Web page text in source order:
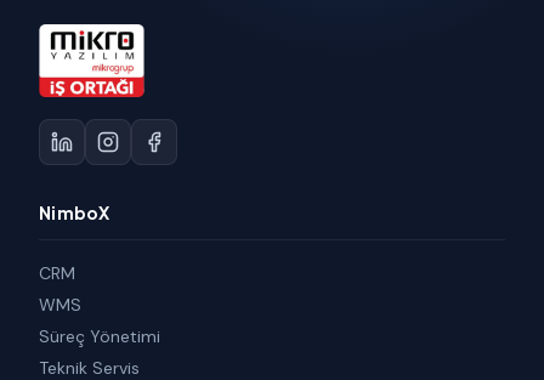
NimboX
CRM
WMS
Süreç Yönetimi
Teknik Servis